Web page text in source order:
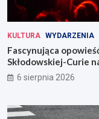
KULTURA WYDARZENIA
Fascynująca
Skłodowskiej-Curie
6 sierpnia 2026